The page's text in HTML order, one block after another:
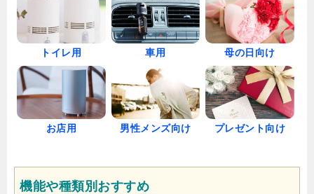
トイレ用 車用 母の日向け
お店用 男性メンズ向け プレゼント向け
機能や種類別おすすめ